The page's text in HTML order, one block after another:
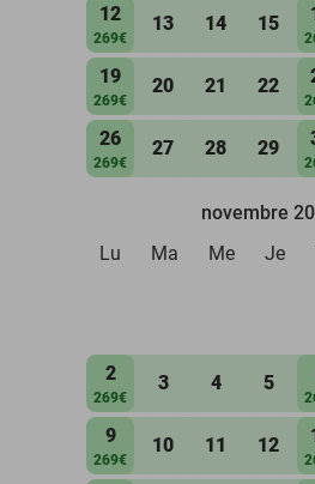
12
269€
13 14 15
19
269€
20 21 22
26
269€
27 28 29
novembre
Lu
Ma Me Je
2
269€
3 4 5
9
269€
10 11 12